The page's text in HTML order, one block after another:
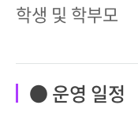
학생 및 학부모
● 운영 일정